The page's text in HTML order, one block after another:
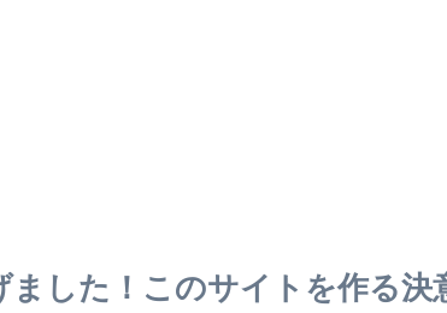
ました！このサイトを作る決